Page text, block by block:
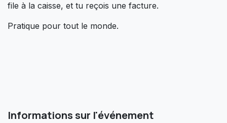
file à la caisse, et tu reçois une facture.
Pratique pour tout le monde.
Informations sur l'événement